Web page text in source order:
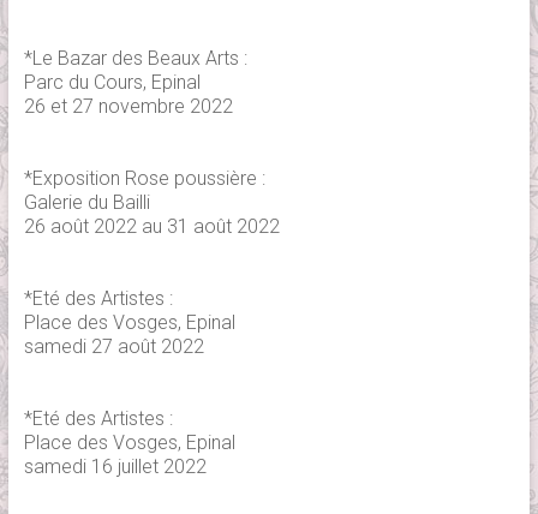
*Le Bazar des Beaux Arts :
Parc du Cours, Epinal
26 et 27 novembre 2022
*Exposition Rose poussière :
Galerie du Bailli
26 août 2022 au 31 août 2022
*Eté des Artistes :
Place des Vosges, Epinal
samedi 27 août 2022
*Eté des Artistes :
Place des Vosges, Epinal
samedi 16 juillet 2022